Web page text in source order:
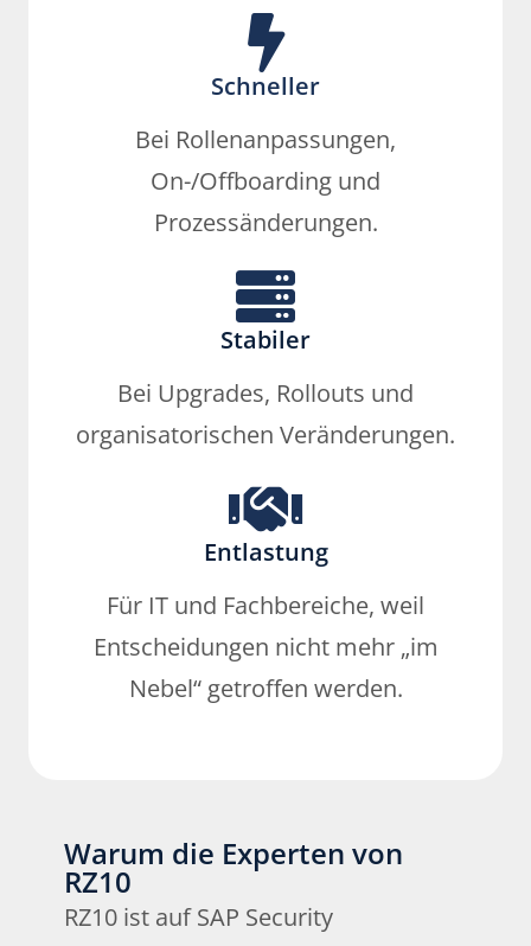
Schneller
Bei Rollenanpassungen,
On-/Offboarding und
Prozessänderungen.
Stabiler
Bei Upgrades, Rollouts und
organisatorischen Veränderungen.
Entlastung
Für IT und Fachbereiche, weil
Entscheidungen nicht mehr „im
Nebel“ getroffen werden.
Warum die Experten von
RZ10
RZ10 ist auf SAP Security